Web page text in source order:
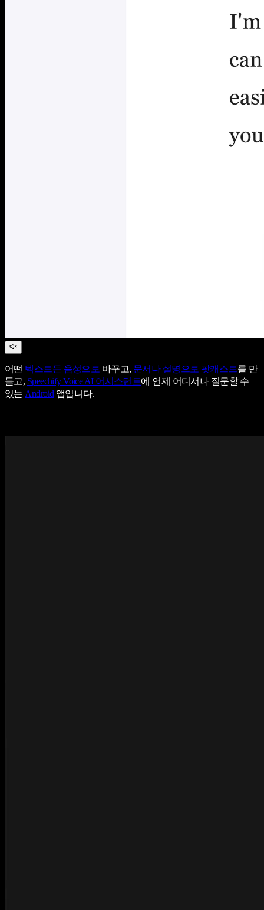
어떤 텍스트든 음성으로 바꾸고, 문서나 설명으로 팟캐스트를 만
들고, Speechify Voice AI 어시스턴트에 언제 어디서나 질문할 수
있는 Android 앱입니다.